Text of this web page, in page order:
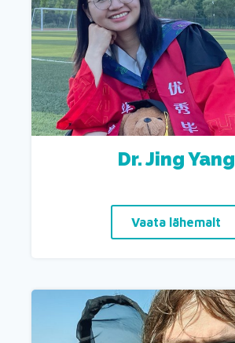
Dr. Jing Yang
Vaata lähemalt